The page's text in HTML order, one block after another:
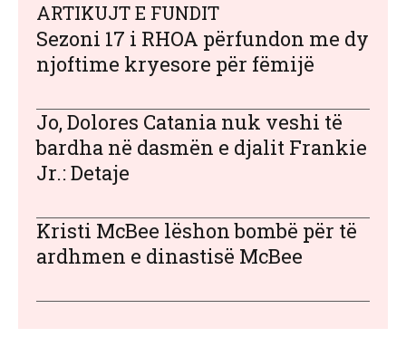
ARTIKUJT E FUNDIT
Sezoni 17 i RHOA përfundon me dy
njoftime kryesore për fëmijë
Jo, Dolores Catania nuk veshi të
bardha në dasmën e djalit Frankie
Jr.: Detaje
Kristi McBee lëshon bombë për të
ardhmen e dinastisë McBee